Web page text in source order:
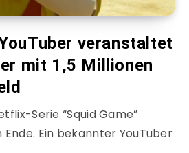
veranstaltet
mit 1,5 Millionen
Serie “Squid Game”
Ein bekannter YouTuber